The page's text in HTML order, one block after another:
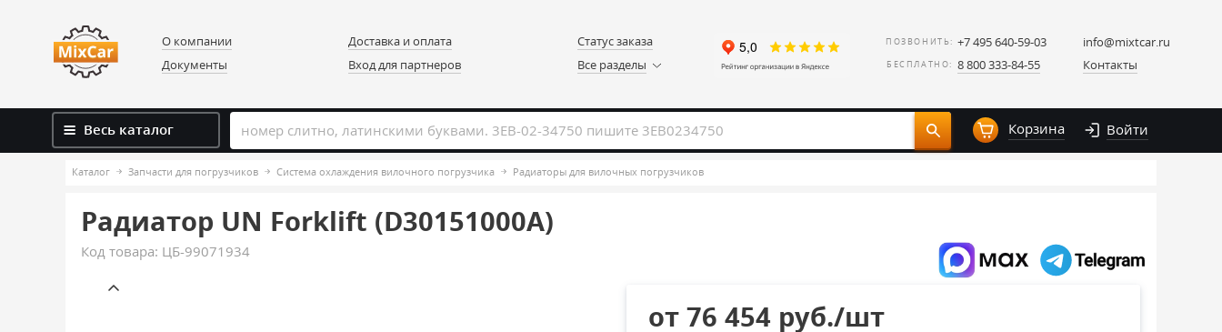
О компании
Документы
Доставка и оплата
Вход для партнеров
Статус заказа
Все разделы
ПОЗВОНИТЬ: +7 495 640-59-03
БЕСПЛАТНО: 8 800 333-84-55
info@mixtcar.ru
Контакты
Весь каталог Корзина Войти
Каталог Запчасти для погрузчиков Система охлаждения вилочного погрузчика Радиаторы для вилочных погрузчиков
Радиатор UN Forklift (D30151000A)
Код товара: ЦБ-99071934
от 76 454 руб./шт